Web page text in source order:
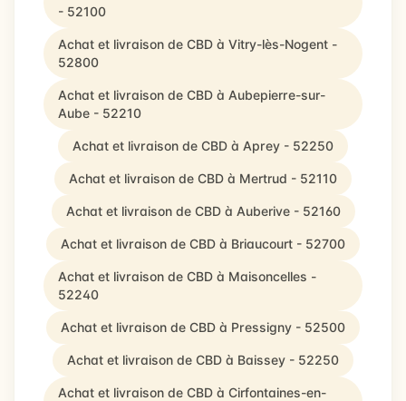
- 52100
Achat et livraison de CBD à Vitry-lès-Nogent -
52800
Achat et livraison de CBD à Aubepierre-sur-
Aube - 52210
Achat et livraison de CBD à Aprey - 52250
Achat et livraison de CBD à Mertrud - 52110
Achat et livraison de CBD à Auberive - 52160
Achat et livraison de CBD à Briaucourt - 52700
Achat et livraison de CBD à Maisoncelles -
52240
Achat et livraison de CBD à Pressigny - 52500
Achat et livraison de CBD à Baissey - 52250
Achat et livraison de CBD à Cirfontaines-en-